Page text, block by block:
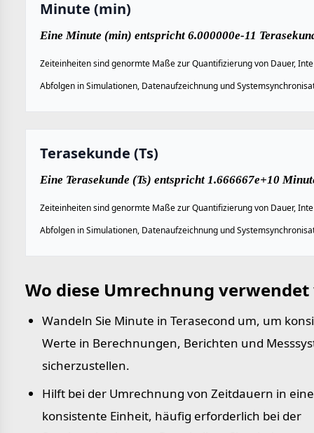
Minute (min)
Eine Minute (min) entspricht 6.000000e-11
Zeiteinheiten sind genormte Maße zur Quantifizierung von Dauer,
Abfolgen in Simulationen, Datenaufzeichnung und
Terasekunde (Ts)
Eine Terasekunde (Ts) entspricht 1.666667e+10
Zeiteinheiten sind genormte Maße zur Quantifizierung von Dauer,
Abfolgen in Simulationen, Datenaufzeichnung und
Wo diese Umrechnung
Wandeln Sie Minute in Terasecond um, um
Werte in Berechnungen, Berichten und
sicherzustellen.
Hilft bei der Umrechnung von Zeitdauern in eine
konsistente Einheit, häufig erforderlich bei der